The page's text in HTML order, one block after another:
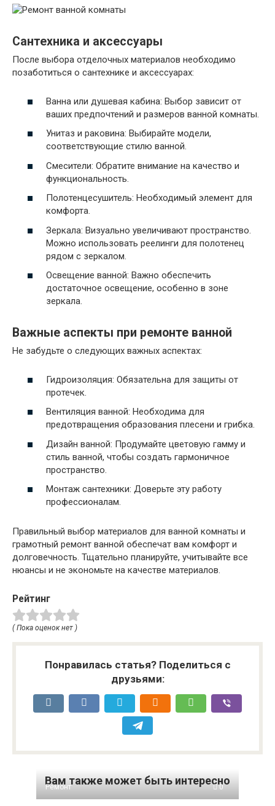
Сантехника и аксессуары
После выбора отделочных материалов необходимо
позаботиться о сантехнике и аксессуарах:
Ванна или душевая кабина: Выбор зависит от
ваших предпочтений и размеров ванной комнаты.
Унитаз и раковина: Выбирайте модели,
соответствующие стилю ванной.
Смесители: Обратите внимание на качество и
функциональность.
Полотенцесушитель: Необходимый элемент для
комфорта.
Зеркала: Визуально увеличивают пространство.
Можно использовать реелинги для полотенец
рядом с зеркалом.
Освещение ванной: Важно обеспечить
достаточное освещение, особенно в зоне
зеркала.
Важные аспекты при ремонте ванной
Не забудьте о следующих важных аспектах:
Гидроизоляция: Обязательна для защиты от
протечек.
Вентиляция ванной: Необходима для
предотвращения образования плесени и грибка.
Дизайн ванной: Продумайте цветовую гамму и
стиль ванной, чтобы создать гармоничное
пространство.
Монтаж сантехники: Доверьте эту работу
профессионалам.
Правильный выбор материалов для ванной комнаты и
грамотный ремонт ванной обеспечат вам комфорт и
долговечность. Тщательно планируйте, учитывайте все
нюансы и не экономьте на качестве материалов.
Рейтинг
( Пока оценок нет )
Понравилась статья? Поделиться с
друзьями:
Вам также может быть интересно
Ремонт 0